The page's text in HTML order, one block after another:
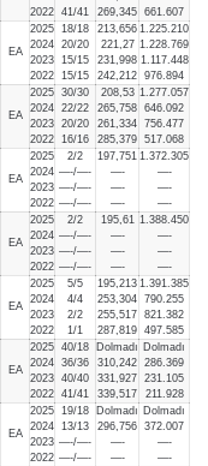
2022 41/41
269,345 661.607
EA
2025
2024
2023
2022
18/18
20/20
15/15
15/15
213,656
221,27
231,998
242,212
1.225.210
1.228.769
1.117.448
976.894
EA
2025
2024
2023
2022
30/30
22/22
20/20
16/16
208,53
265,758
261,334
285,379
1.277.057
646.092
756.477
517.068
EA
2025
2024
2023
2022
2/2
—-/—-
—-/—-
—-/—-
197,751
—-
—-
—-
1.372.305
—-
—-
—-
EA
2025
2024
2023
2022
2/2
—-/—-
—-/—-
—-/—-
195,61
—-
—-
—-
1.388.450
—-
—-
—-
EA
2025
2024
2023
2022
5/5
4/4
2/2
1/1
195,213
253,304
255,517
287,819
1.391.385
790.255
821.382
497.585
EA
2025
2024
2023
2022
40/18
36/36
40/40
41/41
Dolmadı
310,242
331,927
339,517
Dolmadı
286.369
231.105
211.928
EA
2025
2024
2023
2022
19/18
13/13
—-/—-
—-/—-
Dolmadı
296,756
—-
—-
Dolmadı
372.007
—-
—-